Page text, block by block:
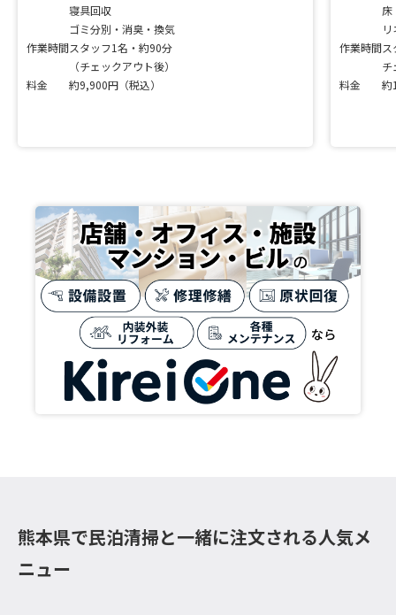
寝具回収
ゴミ分別・消臭・換気
作業時間スタッフ1名・約90分
（チェックアウト後）
料金
約9,900円（税込）
床
作業時間
チ
料金
約
熊本県で民泊清掃と一緒に注文される人気メ
ニュー